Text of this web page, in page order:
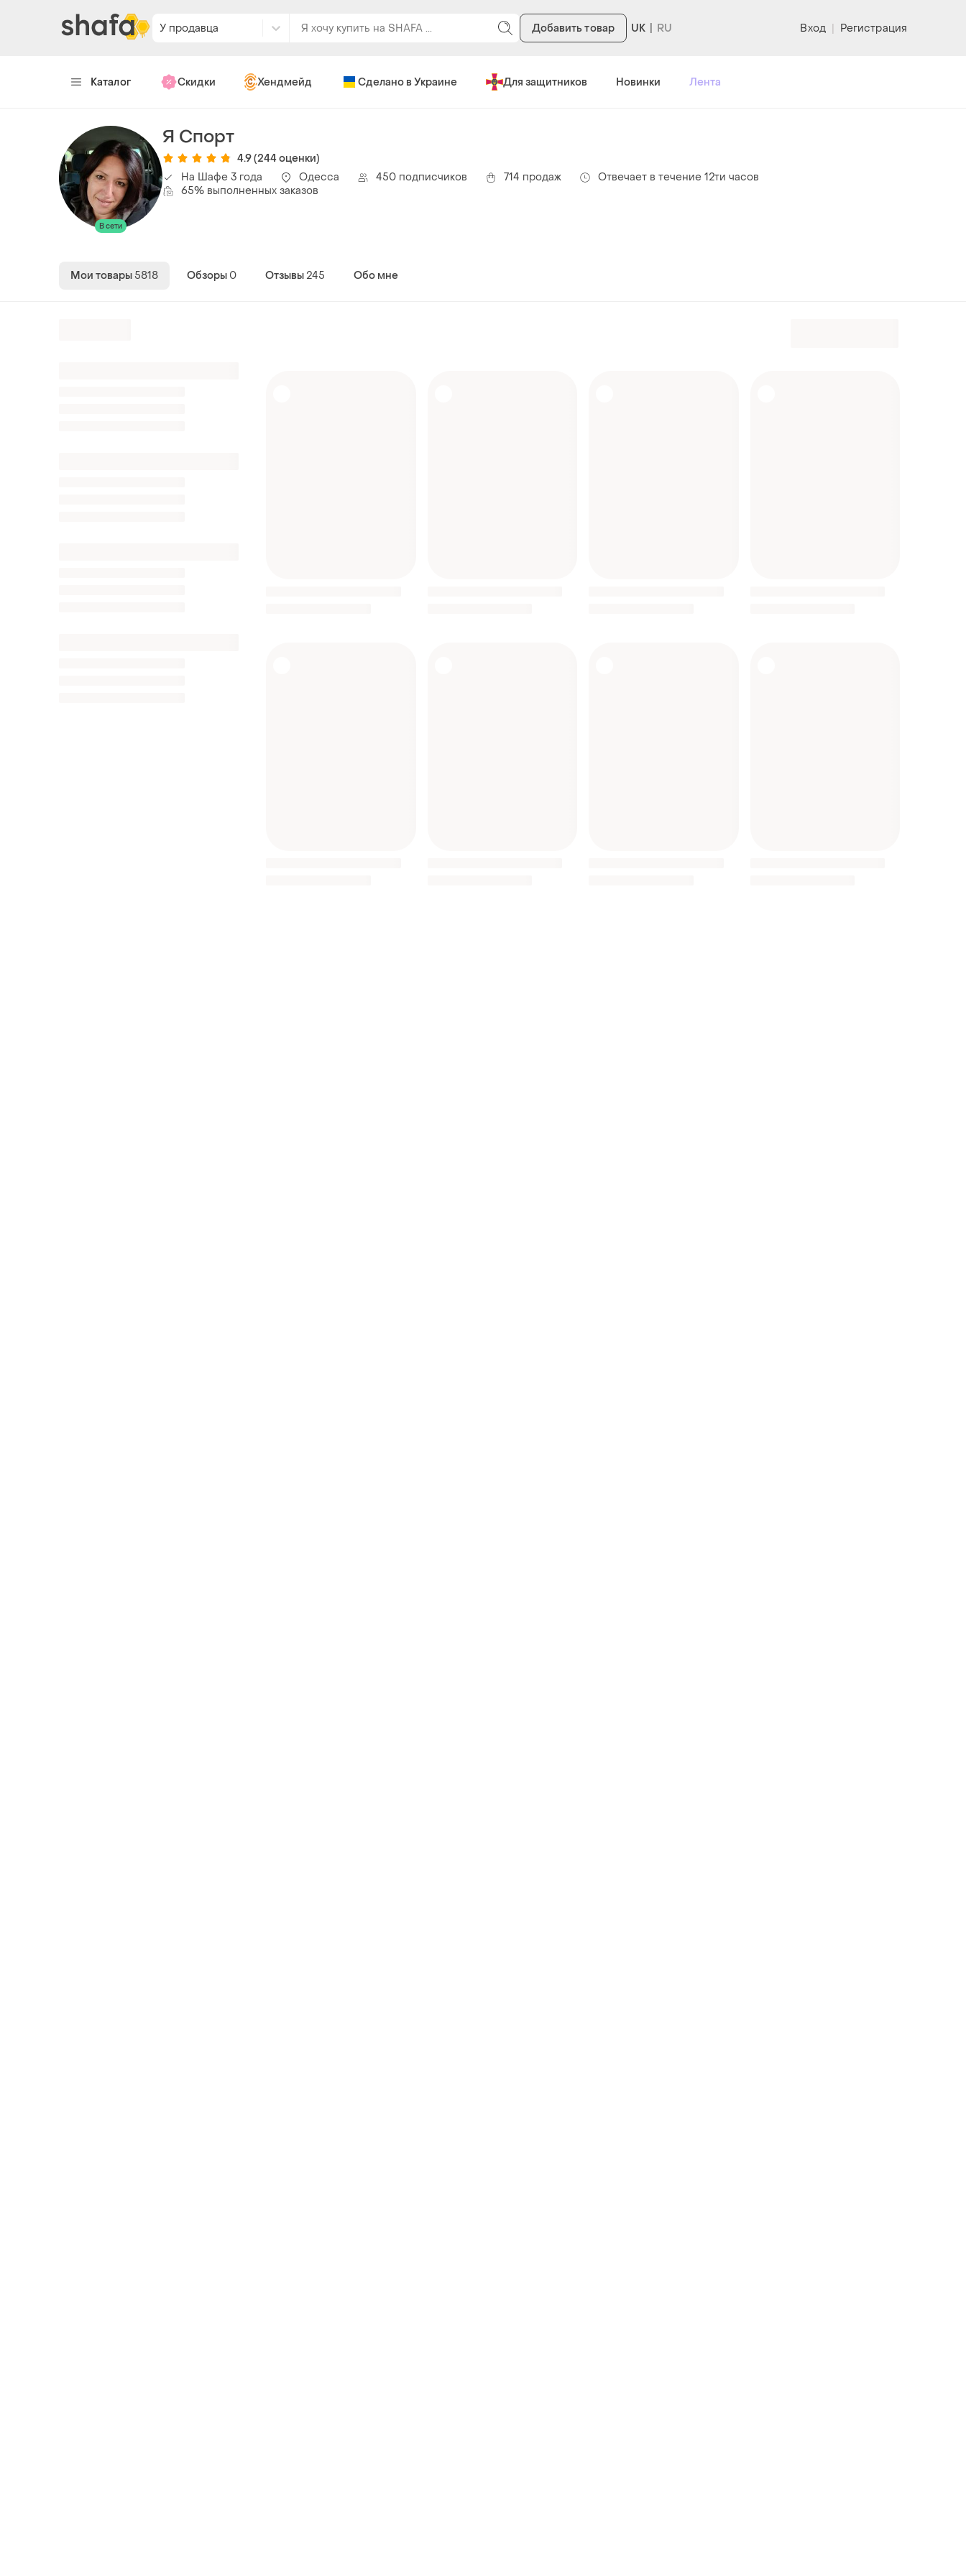
У продавца Добавить товар UK Вход | Регистрация
Каталог Скидки Хендмейд Сделано в Украине Для защитников Новинки Лента
В сети
Я Спорт
4.9(244 оценки)
На Шафе 3 года
Одесса 450 подписчиков 714 продаж
Отвечает в течение 12ти часов
65% выполненных заказов
Мои товары5818 Обзоры 0 Отзывы 245 Обо мне